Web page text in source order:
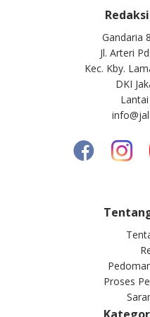
Gandaria
Jl. Arteri
Kec. Kby.
DKI
Proses